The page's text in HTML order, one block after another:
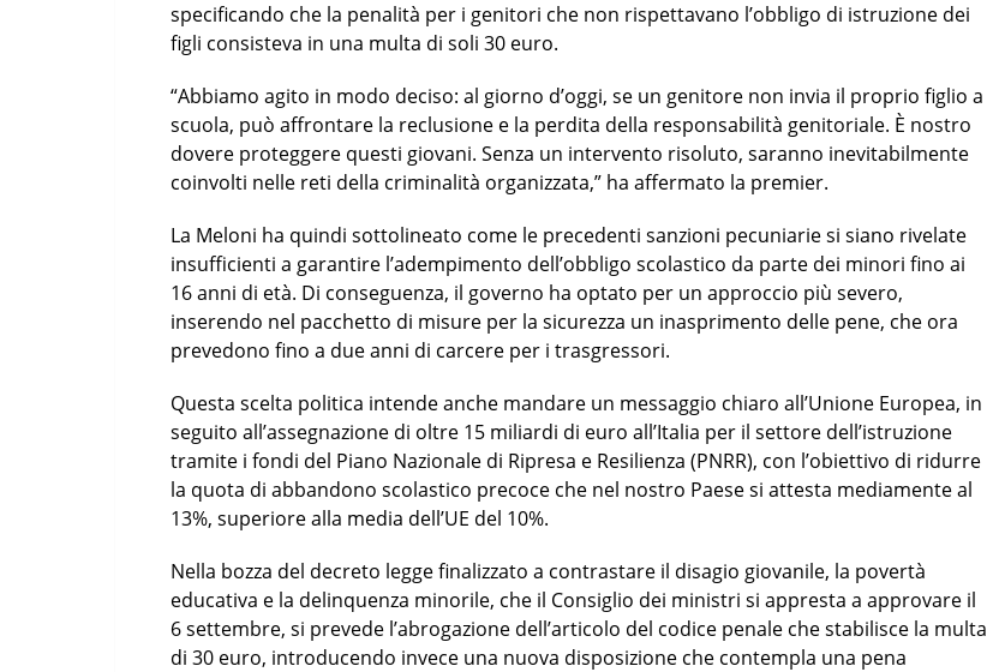
specificando che la penalità per i genitori che non rispettavano l’obbligo di istruzione dei
figli consisteva in una multa di soli 30 euro.
“Abbiamo agito in modo deciso: al giorno d’oggi, se un genitore non invia il proprio figlio a
scuola, può affrontare la reclusione e la perdita della responsabilità genitoriale. È nostro
dovere proteggere questi giovani. Senza un intervento risoluto, saranno inevitabilmente
coinvolti nelle reti della criminalità organizzata,” ha affermato la premier.
La Meloni ha quindi sottolineato come le precedenti sanzioni pecuniarie si siano rivelate
insufficienti a garantire l’adempimento dell’obbligo scolastico da parte dei minori fino ai
16 anni di età. Di conseguenza, il governo ha optato per un approccio più severo,
inserendo nel pacchetto di misure per la sicurezza un inasprimento delle pene, che ora
prevedono fino a due anni di carcere per i trasgressori.
Questa scelta politica intende anche mandare un messaggio chiaro all’Unione Europea, in
seguito all’assegnazione di oltre 15 miliardi di euro all’Italia per il settore dell’istruzione
tramite i fondi del Piano Nazionale di Ripresa e Resilienza (PNRR), con l’obiettivo di ridurre
la quota di abbandono scolastico precoce che nel nostro Paese si attesta mediamente al
13%, superiore alla media dell’UE del 10%.
Nella bozza del decreto legge finalizzato a contrastare il disagio giovanile, la povertà
educativa e la delinquenza minorile, che il Consiglio dei ministri si appresta a approvare il
6 settembre, si prevede l’abrogazione dell’articolo del codice penale che stabilisce la multa
di 30 euro, introducendo invece una nuova disposizione che contempla una pena